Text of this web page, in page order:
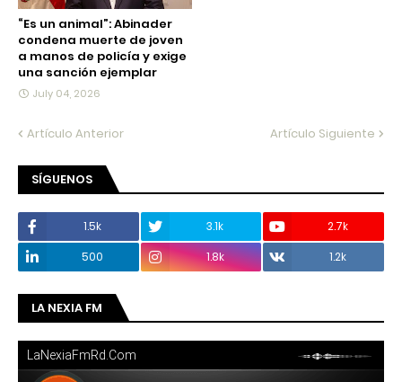
“Es un animal”: Abinader
condena muerte de joven
a manos de policía y exige
una sanción ejemplar
July 04, 2026
Artículo Anterior Artículo Siguiente
SÍGUENOS
1.5k 3.1k
2.7k
500
1.8k 1.2k
LA NEXIA FM